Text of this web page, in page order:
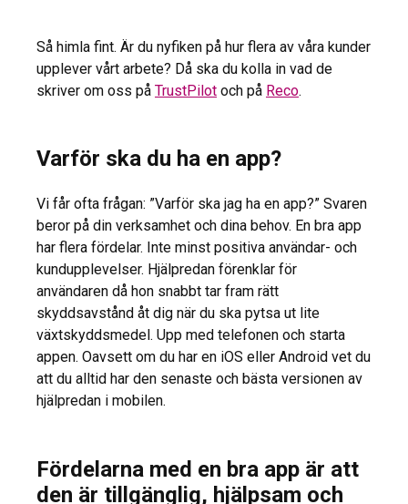
Så himla fint. Är du nyfiken på hur flera av våra kunder
upplever vårt arbete? Då ska du kolla in vad de
skriver om oss på TrustPilot och på Reco.
Varför ska du ha en app?
Vi får ofta frågan: ”Varför ska jag ha en app?” Svaren
beror på din verksamhet och dina behov. En bra app
har flera fördelar. Inte minst positiva användar- och
kundupplevelser. Hjälpredan förenklar för
användaren då hon snabbt tar fram rätt
skyddsavstånd åt dig när du ska pytsa ut lite
växtskyddsmedel. Upp med telefonen och starta
appen. Oavsett om du har en iOS eller Android vet du
att du alltid har den senaste och bästa versionen av
hjälpredan i mobilen.
Fördelarna med en bra app är att
den är tillgänglig, hjälpsam och